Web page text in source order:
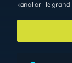
kanalları ile grand